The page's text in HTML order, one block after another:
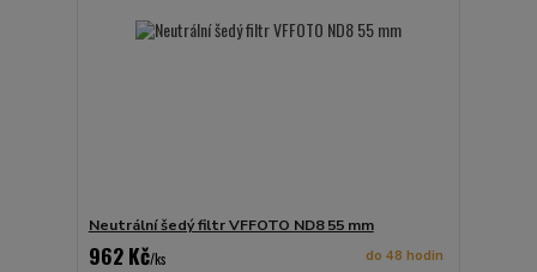
Neutrální šedý filtr VFFOTO ND8 55 mm
962 Kč/ks do 48 hodin